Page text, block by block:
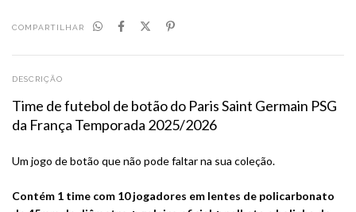
COMPARTILHAR
DESCRIÇÃO
Time de futebol de botão do Paris Saint Germain PSG
da França Temporada 2025/2026
Um jogo de botão que não pode faltar na sua coleção.
Contém 1 time com 10 jogadores em lentes de policarbonato